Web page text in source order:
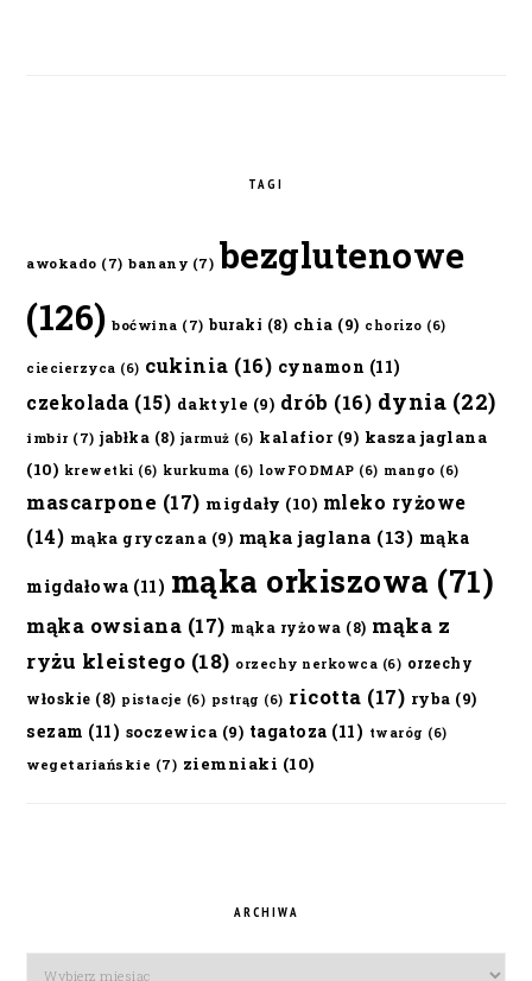
TAGI
awokado (7) banany (7) bezglutenowe
(126) boćwina (7) buraki (8) chia (9) chorizo (6)
ciecierzyca (6) cukinia (16) cynamon (11)
czekolada (15) daktyle (9) drób (16) dynia (22)
imbir (7) jabłka (8) jarmuż (6) kalafior(9) kasza jaglana
(10) krewetki (6) kurkuma (6) lowFODMAP (6) mango (6)
mascarpone (17) migdały (10) mleko ryżowe
(14) mąka gryczana (9) mąka jaglana (13) mąka
migdałowa (11) mąka orkiszowa (71)
mąka owsiana (17) mąka ryżowa (8) mąka z
ryżu kleistego (18) orzechy nerkowca (6) orzechy
włoskie (8) pistacje (6) pstrąg (6) ricotta (17) ryba (9)
sezam (11) soczewica (9) tagatoza (11) twaróg (6)
wegetariańskie (7) ziemniaki (10)
ARCHIWA
Archiwa